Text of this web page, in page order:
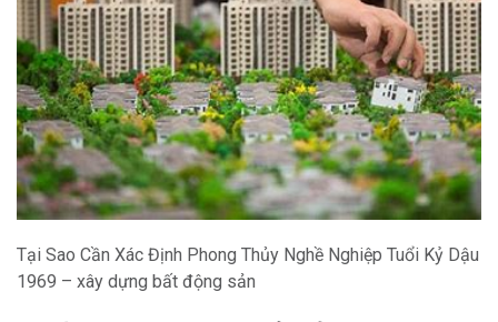
Tại Sao Cần Xác Định Phong Thủy Nghề Nghiệp Tuổi Kỷ Dậu
1969 – xây dựng bất động sản